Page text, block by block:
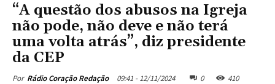
“A questão dos abusos na Igreja
não pode, não deve e não terá
uma volta atrás”, diz presidente
da CEP
Por Rádio Coração Redação 09:41 - 12/11/2024 0 410